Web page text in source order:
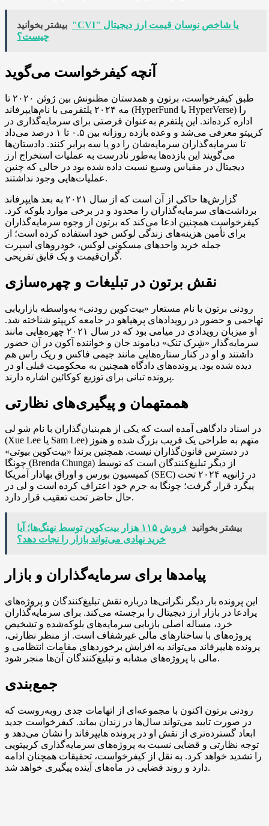
بیشتر بخوانید "CVI" یا شاخص نوسان قیمت ارز دیجیتال
چیست؟
آنچه کیفرخواست می‌گوید
طبق کیفرخواست، برتون و همدستان مظنونش بین ژوئن ۲۰۲۰ تا
مه ۲۰۲۴ پلتفرمی با نام‌هایپرفاند (HyperFund یا HyperVerse) را
اداره کرده‌اند. این پلتفرم به‌عنوان فرصتی برای سرمایه‌گذاری در
کریپتو معرفی می‌شد و وعده بازده روزانه بین ۰.۵ تا ۱ درصد می‌داد
تا سرمایه‌گذاران سرمایه‌شان را دو یا سه برابر کنند. دادستان‌ها
می‌گویند این بازده‌ها به‌طور نادرست به عملیات استخراج ارز
دیجیتال در مقیاس وسیع نسبت داده شده بود در حالی که چنین
عملیات‌هایی وجود نداشتند.
گزارش‌ها حاکی از آن است که از سال ۲۰۲۱ به بعد هایپرفاند
برداشت‌های سرمایه‌گذاران را محدود و در برخی موارد بلوکه کرد.
کیفرخواست همچنین ادعا می‌کند که برتون از وجوه سرمایه‌گذاران
برای تأمین هزینه‌های زندگی لوکس خود استفاده کرده است؛ از
جمله خرید واحدهای مسکونی لوکس، خودروهای اسپرت
گران‌قیمت و یک قایق تفریحی.
نقش برتون در تبلیغات و چهره‌سازی
رودنی برتون با نام مستعار «بیت‌کوین رودنی» به‌واسطه بازاریابی
تهاجمی و حضور در رویدادهای پرهیاهو در جامعه کریپتو شناخته شد.
او میزبان رویدادی در میامی بود که در سال ۲۰۲۱ چهره‌هایی مانند
سرمایه‌گذار «شِرک تنک» دیاموند جان و خواننده آکون در آن حضور
داشتند و او در کنار ستاره‌هایی مانند جیمی فاکس و ریک راس هم
دیده شده بود. پرونده‌های دادگاه همچنین به محکومیت قبلی او در
پرونده تبانی برای توزیع کوکائین اشاره دارند.
هممتهمان و پیگیری‌های نظارتی
در اسناد دادگاهی آمده است که یکی از هم‌بنیان‌گذاران با نام شو لی
(Xue Lee یا Sam Lee) متهم به طراحی یک فریب بزرگ شده و هنوز
در دسترس قانون‌گذاران نیست. همچنین برندا «بیت‌کوین بیوتی»
چونگا (Brenda Chunga) از دیگر تبلیغ‌کنندگان است که توسط
کمیسیون بورس و اوراق بهادار آمریکا (SEC) در ژانویه ۲۰۲۴ تحت
پیگرد قرار گرفت؛ چونگا به جرم خود اعتراف کرده است و لی در
حال حاضر تحت تعقیب قرار دارد.
بیشتر بخوانید
فروش ۱۱۵ هزار بیت‌کوین توسط نهنگ‌ها؛ آیا
خرید نهادی می‌تواند بازار را نجات دهد؟
پیامدها برای سرمایه‌گذاران و بازار
این پرونده بار دیگر نگرانی‌ها درباره نقش تبلیغ‌کنندگان و پروژه‌های
پر‌ادعا در بازار ارز دیجیتال را برجسته می‌کند. برای سرمایه‌گذاران
خرد، مساله اصلی بازیابی سرمایه‌های بلوکه‌شده و تشخیص
پروژه‌های با ساختارهای مالی غیرشفاف است. از منظر نظارتی،
پرونده هایپرفاند می‌تواند به افزایش برخوردهای مقامات انتظامی و
مالی با پروژه‌های مشابه و تبلیغ‌کنندگان آن‌ها منجر شود.
جمع‌بندی
رودنی برتون اکنون با مجموعه‌ای از اتهامات جدی روبه‌روست که
در صورت تایید می‌تواند سال‌ها در زندان بماند. کیفرخواست جدید
ابعاد گسترده‌تری از نقش او در پرونده هایپرفاند را نشان می‌دهد و
توجه نظارتی و قضایی نسبت به پروژه‌های سرمایه‌گذاری کریپتویی
را تشدید خواهد کرد. به نقل از کیفرخواست، تحقیقات همچنان ادامه
دارد و روند قضایی در ماه‌های آینده پیگیری خواهد شد.